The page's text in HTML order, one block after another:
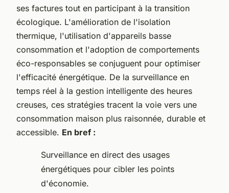
ses factures tout en participant à la transition
écologique. L'amélioration de l'isolation
thermique, l'utilisation d'appareils basse
consommation et l'adoption de comportements
éco-responsables se conjuguent pour optimiser
l'efficacité énergétique. De la surveillance en
temps réel à la gestion intelligente des heures
creuses, ces stratégies tracent la voie vers une
consommation maison plus raisonnée, durable et
accessible. En bref :
Surveillance en direct des usages
énergétiques pour cibler les points
d'économie.